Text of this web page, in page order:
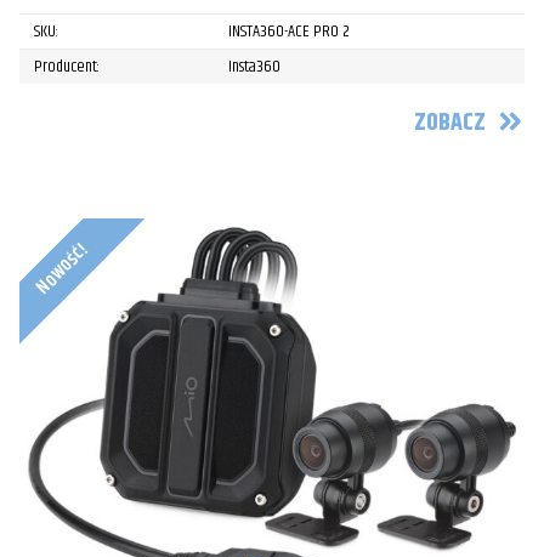
SKU:
INSTA360-ACE PRO 2
Producent:
Insta360
ZOBACZ
Nowość!